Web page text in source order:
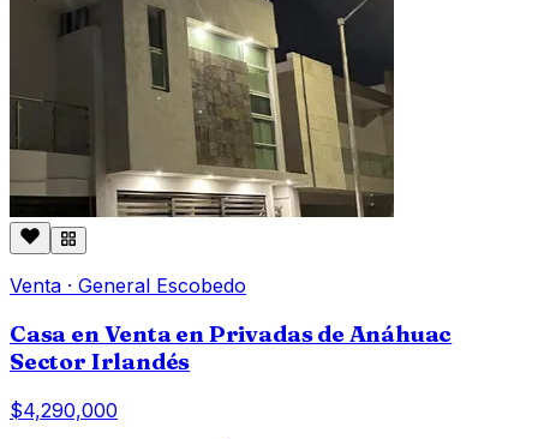
Venta · General Escobedo
Casa en Venta en Privadas de Anáhuac
Sector Irlandés
$4,290,000